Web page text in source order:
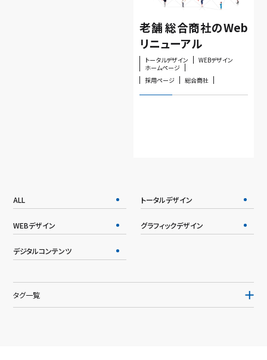
老舗 総合商社のWeb
リニューアル
トータルデザイン
WEBデザイン
ホームページ
採用ページ
総合商社
ALL トータルデザイン
WEBデザイン グラフィックデザイン
デジタルコンテンツ
タグ一覧